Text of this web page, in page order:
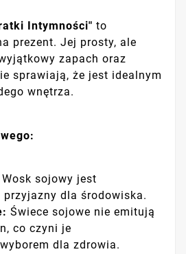
Intymności" to
prezent. Jej prosty, ale
zapach oraz
sprawiają, że jest idealnym
wnętrza.
Wosk sojowy jest
dla środowiska.
Świece sojowe nie emitują
co czyni je
dla zdrowia.